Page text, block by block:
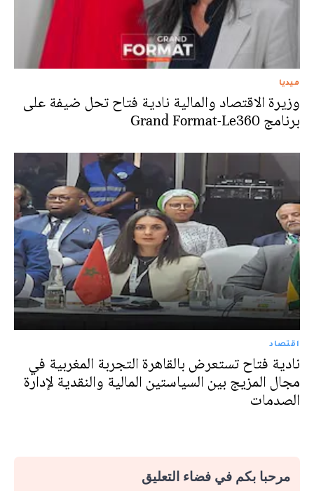
ميديا
وزيرة الاقتصاد والمالية نادية فتاح تحل ضيفة على
برنامج Grand Format-Le360
اقتصاد
نادية فتاح تستعرض بالقاهرة التجربة المغربية في
مجال المزيج بين السياستين المالية والنقدية لإدارة
الصدمات
مرحبا بكم في فضاء التعليق